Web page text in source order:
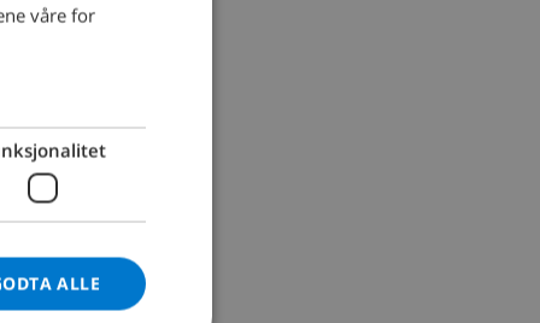
DUTCH
GERMAN
CATALAN
ITALIAN
NORWEGIAN
våre for
ALLE